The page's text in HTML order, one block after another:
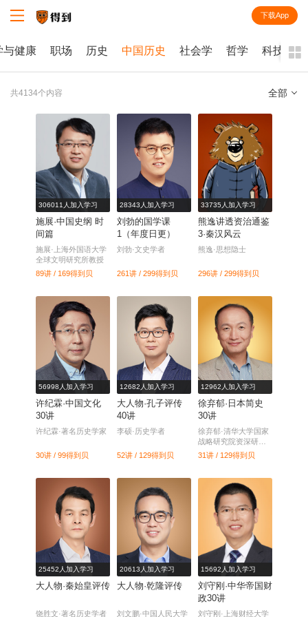
下载App
与健康 职场 历史 中国历史 社会学 哲学 科技
共4134个内容 全部
全部
课程
每天听本书
电子书
306011人加入学习
施展·中国史纲 时
间篇
施展·上海外国语大学
全球文明研究所教授
89讲 / 169得到贝
28343人加入学习
刘勃的国学课
1（年度日更）
刘勃·文史学者
261讲 / 299得到贝
33735人加入学习
熊逸讲透资治通鉴
3·秦汉风云
熊逸·思想隐士
296讲 / 299得到贝
56998人加入学习
许纪霖·中国文化
30讲
许纪霖·著名历史学家
30讲 / 99得到贝
12682人加入学习
大人物·孔子评传
40讲
李硕·历史学者
52讲 / 129得到贝
12962人加入学习
徐弃郁·日本简史
30讲
徐弃郁·清华大学国家
战略研究院资深研究
员
31讲 / 129得到贝
25452人加入学习
大人物·秦始皇评传
饶胜文·著名历史学者
20613人加入学习
大人物·乾隆评传
刘文鹏·中国人民大学
15692人加入学习
刘守刚·中华帝国财
政30讲
刘守刚·上海财经大学